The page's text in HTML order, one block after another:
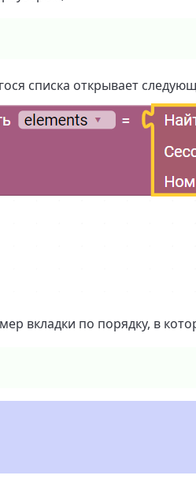
списка открывает
вкладки по порядку, в